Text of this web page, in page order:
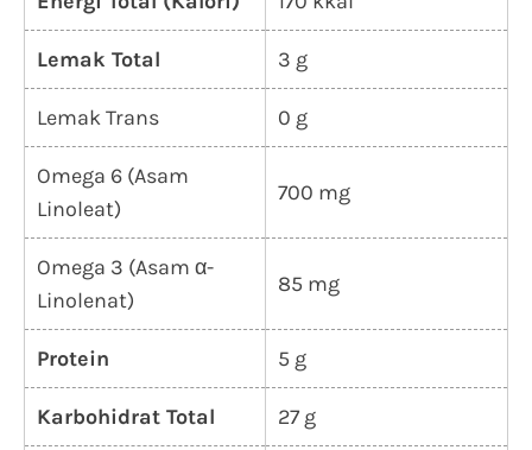
Lemak Total 3 g
Lemak Trans 0 g
Omega 6 (Asam
Linoleat)
700 mg
Omega 3 (Asam α-
Linolenat)
85 mg
Protein 5 g
Karbohidrat Total 27 g